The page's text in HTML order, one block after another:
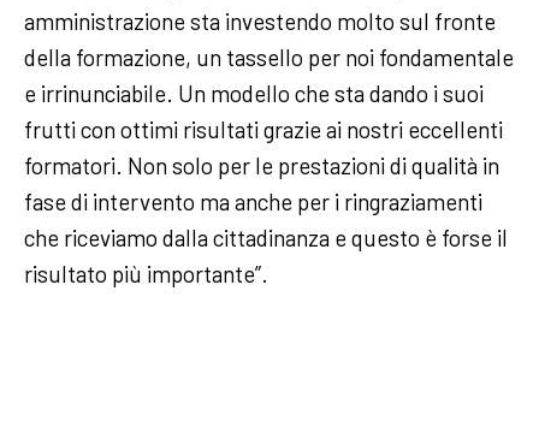
amministrazione sta investendo molto sul fronte
della formazione, un tassello per noi fondamentale
e irrinunciabile. Un modello che sta dando i suoi
frutti con ottimi risultati grazie ai nostri eccellenti
formatori. Non solo per le prestazioni di qualità in
fase di intervento ma anche per i ringraziamenti
che riceviamo dalla cittadinanza e questo è forse il
risultato più importante”.